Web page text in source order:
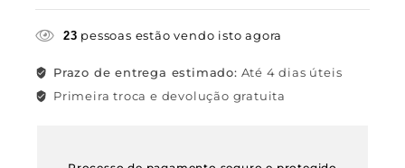
23 pessoas estão vendo isto agora
Prazo de entrega estimado: Até 4 dias úteis
Primeira troca e devolução gratuita